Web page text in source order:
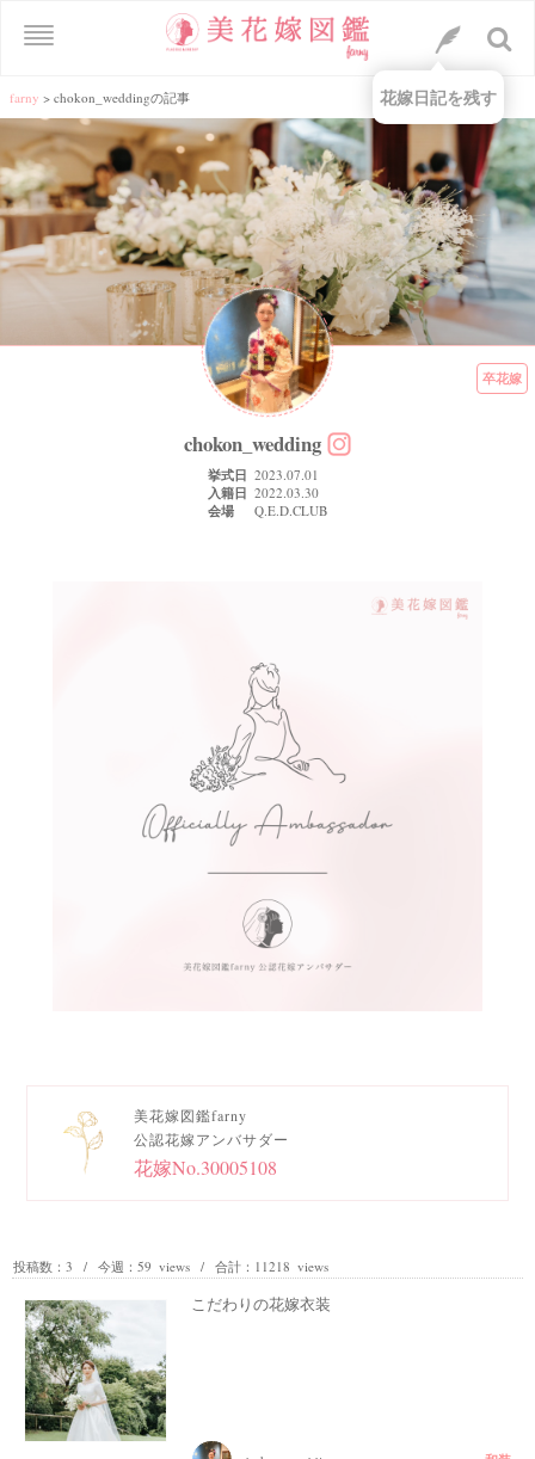
farny > chokon_weddingの記事
卒花嫁
chokon_wedding
挙式日 2023.07.01
入籍日 2022.03.30
会場 Q.E.D.CLUB
美花嫁図鑑farny
公認花嫁アンバサダー
花嫁No.30005108
投稿数：3 / 今週：59 views / 合計：11218 views
こだわりの花嫁衣装
花嫁日記を残す